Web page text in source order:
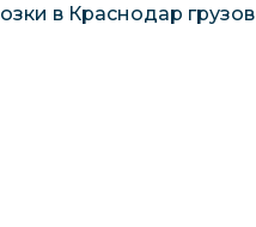
в Краснодар